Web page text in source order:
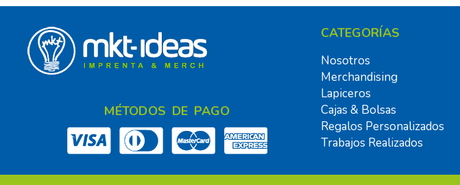
MÉTODOS DE PAGO
CATEGORÍAS
Nosotros
Merchandising
Lapiceros
Cajas & Bolsas
Regalos Personalizados
Trabajos Realizados